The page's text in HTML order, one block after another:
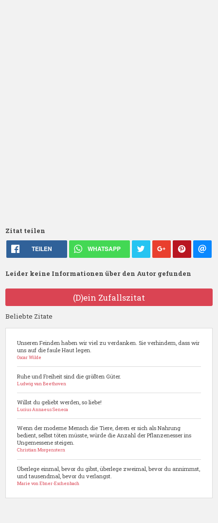
Zitat teilen
TEILEN WHATSAPP
Leider keine Informationen über den Autor gefunden
(D)ein Zufallszitat
Beliebte Zitate
Unseren Feinden haben wir viel zu verdanken. Sie verhindern, dass wir
uns auf die faule Haut legen.
Oscar Wilde
Ruhe und Freiheit sind die größten Güter.
Ludwig van Beethoven
Willst du geliebt werden, so liebe!
Lucius Annaeus Seneca
Wenn der moderne Mensch die Tiere, deren er sich als Nahrung
bedient, selbst töten müsste, würde die Anzahl der Pflanzenesser ins
Ungemessene steigen.
Christian Morgenstern
Überlege einmal, bevor du gibst, überlege zweimal, bevor du annimmst,
und tausendmal, bevor du verlangst.
Marie von Ebner-Eschenbach